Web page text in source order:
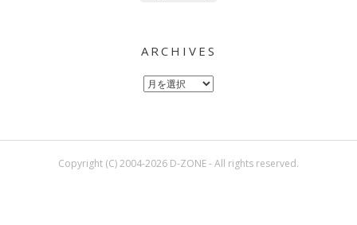
ARCHIVES
Archives
Copyright (C) 2004-2026 D-ZONE - All rights reserved.